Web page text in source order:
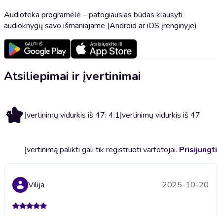
Audioteka programėlė – patogiausias būdas klausyti
audioknygų savo išmaniajame (Android ar iOS įrenginyje)
Atsiliepimai ir įvertinimai
4.1 Įvertinimų vidurkis iš 47: 4.1Įvertinimų vidurkis iš 47
Įvertinimą palikti gali tik registruoti vartotojai. Prisijungti
Vilija 2025-10-20